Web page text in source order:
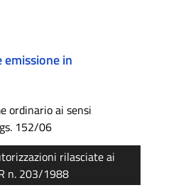
in
ordinario ai sensi
152/06
rilasciate ai
n. 203/1988